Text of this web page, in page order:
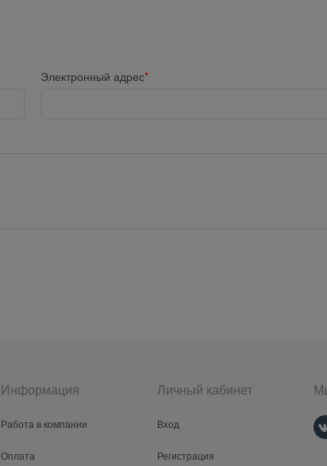
Электронный адрес
Информация
Работа в компании
Оплата
Личный кабинет
Вход
Регистрация